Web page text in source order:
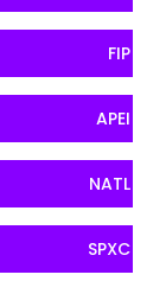
FIP
APEI
NATL
SPXC